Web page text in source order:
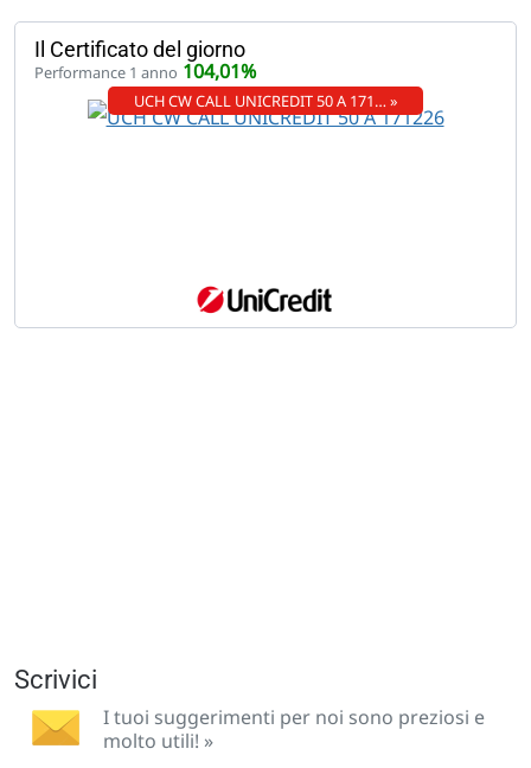
Il Certificato del giorno
Performance 1 anno 104,01%
UCH CW CALL UNICREDIT 50 A 171… »
Scrivici
I tuoi suggerimenti per noi sono preziosi e
molto utili! »